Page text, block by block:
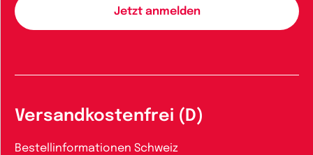
Versandkostenfrei (D)
Bestellinformationen Schweiz